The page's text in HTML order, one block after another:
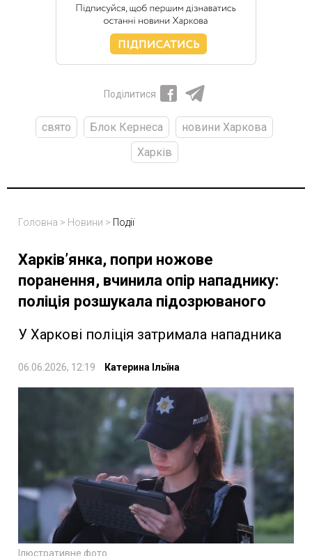
Поділитися
свято Блок Кернеса
новини Харкова
Харків
Головна > Новини > Події
Харків’янка, попри ножове
поранення, вчинила опір нападнику:
поліція розшукала підозрюваного
У Харкові поліція затримала нападника
06.06.2026, 12:19 Катерина Ільїна
Ілюстративне фото